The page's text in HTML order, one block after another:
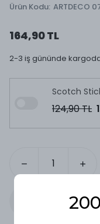
Ürün Kodu: ARTDECO
164,90 TL
2-3 iş gününde
Scotch
124,90 TL